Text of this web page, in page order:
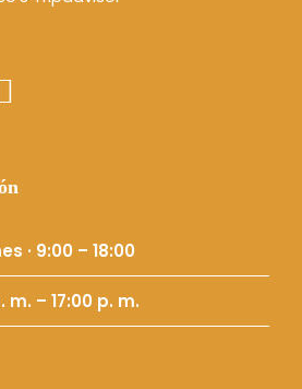
· 9:00 – 18:00
m. – 17:00 p. m.